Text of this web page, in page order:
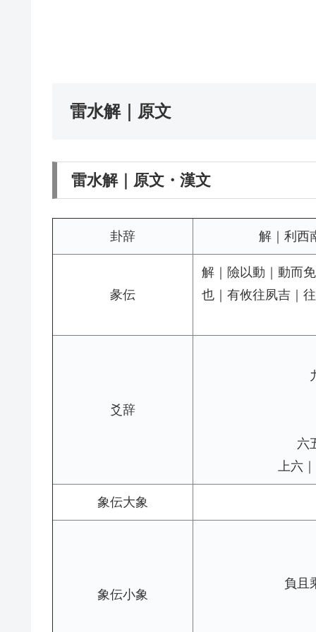
雷水解｜原文
雷水解｜原文・漢文
卦辞 解｜利西
彖伝
解｜險以動｜動而
也｜有攸往夙吉｜
爻辞
六
上六
象伝大象
象伝小象
負且